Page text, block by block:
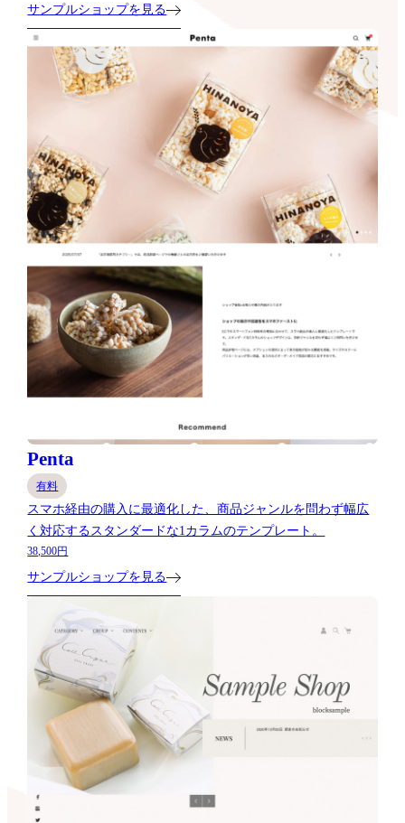
サンプルショップを見る
Penta
有料
スマホ経由の購入に最適化した、商品ジャンルを問わず幅広
く対応するスタンダードな1カラムのテンプレート。
38,500円
サンプルショップを見る